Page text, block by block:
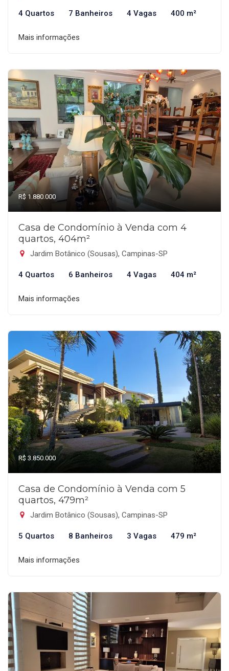
4 Quartos 7 Banheiros 4 Vagas 400 m²
Mais informações
R$ 1.880.000
Casa de Condomínio à Venda com 4
quartos, 404m²
Jardim Botânico (Sousas), Campinas-SP
4 Quartos 6 Banheiros 4 Vagas 404 m²
Mais informações
R$ 3.850.000
Casa de Condomínio à Venda com 5
quartos, 479m²
Jardim Botânico (Sousas), Campinas-SP
5 Quartos 8 Banheiros 3 Vagas 479 m²
Mais informações